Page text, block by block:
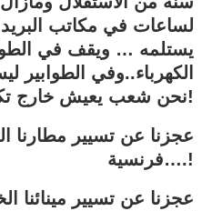
لساعات في مكاتب البريد
يستلمه … ويقف في
الكهرباء..وفي الطوابير
نحن شعب يعيش خارج تكنولوجيا العصر!
عجزنا عن تسيير مطارنا
فرنسية….!
عجزنا عن تسيير مينائنا